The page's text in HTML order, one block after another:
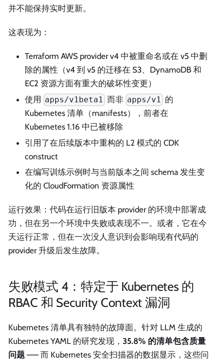
并不能保持实时更新。
这表现为：
Terraform AWS provider v4 中被重命名或在 v5 中删
除的属性（v4 到 v5 的迁移在 S3、DynamoDB 和
EC2 资源方面有重大的破坏性变更）
使用 apps/v1beta1 而非 apps/v1 的
Kubernetes 清单（manifests），前者在
Kubernetes 1.16 中已被移除
引用了在后续版本中重构的 L2 模式的 CDK
construct
在编写训练示例时与当前版本之间 schema 发生变
化的 CloudFormation 资源属性
运行效果：代码在运行旧版本 provider 的环境中部署成
功，但在另一个环境中失败或表现不一。或者，它在今
天运行正常，但在一次没人意识到会影响现有代码的
provider 升级后发生故障。
失败模式 4：特定于 Kubernetes 的
RBAC 和 Security Context 漏洞
Kubernetes 清单具有独特的故障面。针对 LLM 生成的
Kubernetes YAML 的研究发现， 35.8% 的清单包含质量
问题 —— 而 Kubernetes 安全扫描器的数据显示，这些问